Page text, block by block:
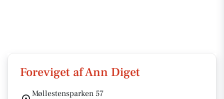
Foreviget af Ann Diget
Møllestensparken 57